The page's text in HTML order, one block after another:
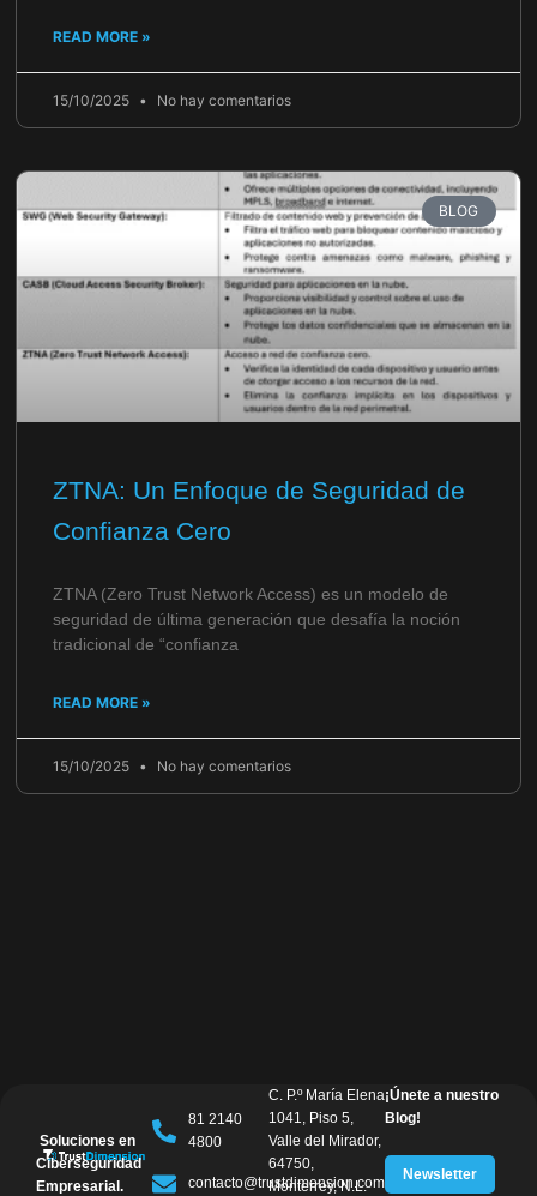
READ MORE »
15/10/2025 No hay comentarios
BLOG
ZTNA: Un Enfoque de Seguridad de
Confianza Cero
ZTNA (Zero Trust Network Access) es un modelo de
seguridad de última generación que desafía la noción
tradicional de “confianza
READ MORE »
15/10/2025 No hay comentarios
Soluciones en
Ciberseguridad
Empresarial.
81 2140
4800
contacto@trustdimension.com
C. P.º María Elena
1041, Piso 5,
Valle del Mirador,
64750,
Monterrey, N.L.
¡Únete a nuestro
Blog!
Newsletter